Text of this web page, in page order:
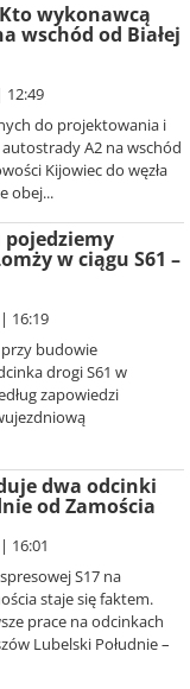
wykonawcą
wschód od Białej
12:49
do projektowania i
A2 na wschód
Kijowiec do węzła
obej...
pojedziemy
w ciągu S61 –
16:19
budowie
drogi S61 w
zapowiedzi
dwa odcinki
od Zamościa
16:01
S17 na
staje się faktem.
prace na odcinkach
Lubelski Południe –